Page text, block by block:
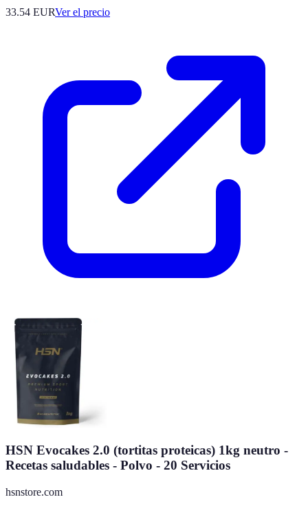
33.54 EURVer el precio
HSN Evocakes 2.0 (tortitas proteicas) 1kg neutro -
Recetas saludables - Polvo - 20 Servicios
hsnstore.com